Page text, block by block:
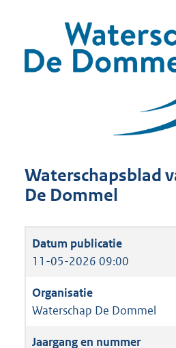
Waterschapsblad
De Dommel
11-05-2026 09:00
Waterschap De Dommel